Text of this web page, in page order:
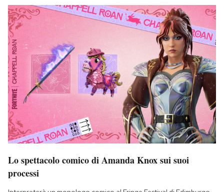
Lo spettacolo comico di Amanda Knox sui suoi
processi